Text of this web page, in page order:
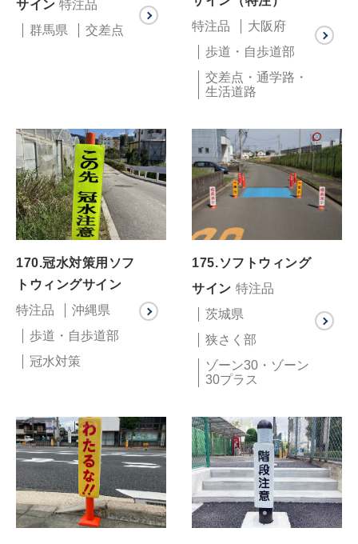
サイン特注品
群馬県
交差点
特注品
大阪府
歩道・自歩道部
交差点・通学路・
生活道路
170.冠水対策用ソフ
トウィングサイン
特注品
沖縄県
歩道・自歩道部
冠水対策
175.ソフトウィング
サイン 特注品
茨城県
狭さく部
ゾーン30・ゾーン
30プラス